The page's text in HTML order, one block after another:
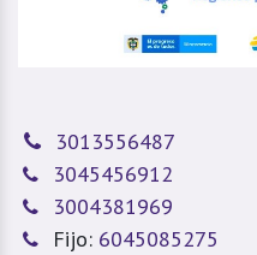
3013556487
3045456912
3004381969
Fijo: 6045085275